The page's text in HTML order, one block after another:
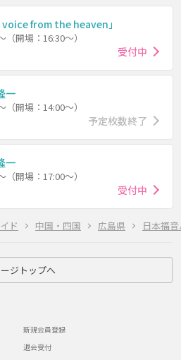
ド 中国・四国 広島県 日本福
voice from the heaven」
（開場：16:30～）
受付中
一
（開場：14:00～）
予定枚数終了
一
（開場：17:00～）
受付中
ジトップへ
新規会員登録
退会受付